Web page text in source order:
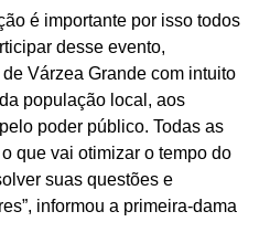
é importante por isso todos
desse evento,
Várzea Grande com intuito
população local, aos
poder público. Todas as
que vai otimizar o tempo do
suas questões e
informou a primeira-dama